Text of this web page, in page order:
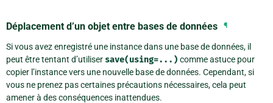
Déplacement d’un objet entre bases de données ¶
Si vous avez enregistré une instance dans une base de données, il
peut être tentant d’utiliser save(using=...) comme astuce pour
copier l’instance vers une nouvelle base de données. Cependant, si
vous ne prenez pas certaines précautions nécessaires, cela peut
amener à des conséquences inattendues.